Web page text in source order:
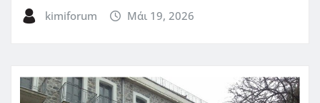
kimiforum Μάι 19, 2026